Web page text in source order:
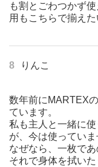
も割とごわつかず
用もこちらで揃え
8 りんこ
数年前にMARTEX
ています。
私も主人と一緒に
が、今は使っていま
なぜなら、一枚であ
それで身体を拭い